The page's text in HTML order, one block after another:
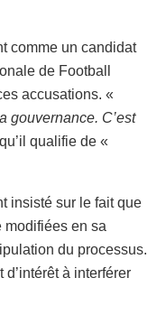
comme un candidat
de Football
accusations. «
gouvernance. C’est
qualifie de «
insisté sur le fait que
modifiées en sa
du processus.
d’intérêt à interférer